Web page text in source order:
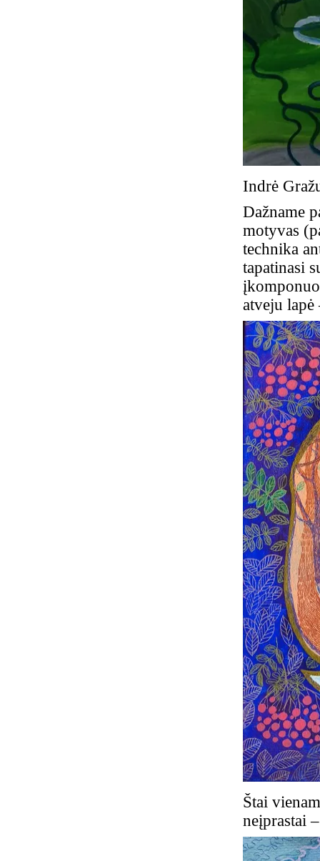
Indrė
Dažname
motyvas
technika
tapatinasi
atveju
Štai
neįprastai